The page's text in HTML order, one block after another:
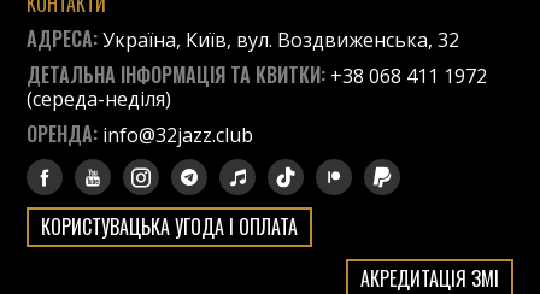
АДРЕСА:Україна, Київ, вул. Воздвиженська, 32
ДЕТАЛЬНА ІНФОРМАЦІЯ ТА КВИТКИ: +38 068 411 1972
(середа-неділя)
ОРЕНДА: info@32jazz.club
КОРИСТУВАЦЬКА УГОДА І ОПЛАТА
АКРЕДИТАЦІЯ ЗМІ